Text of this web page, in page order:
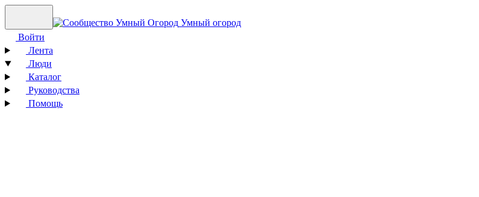
Умный огород
Войти
Лента
Люди
Каталог
Руководства
Помощь